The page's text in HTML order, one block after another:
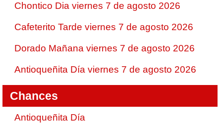
Chontico Dia viernes 7 de agosto 2026
Cafeterito Tarde viernes 7 de agosto 2026
Dorado Mañana viernes 7 de agosto 2026
Antioqueñita Día viernes 7 de agosto 2026
Chances
Antioqueñita Día